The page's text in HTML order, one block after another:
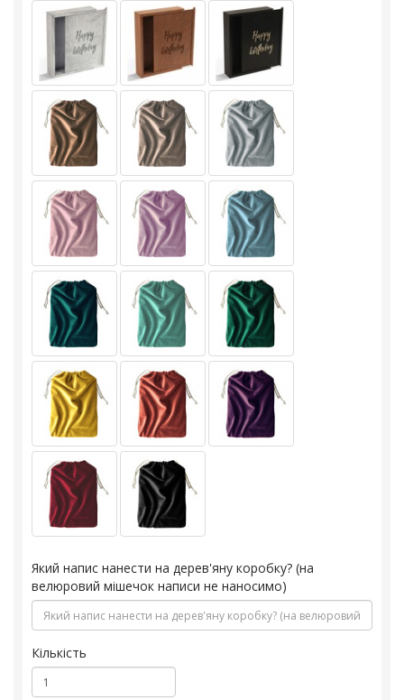
Який напис нанести на дерев'яну коробку? (на
велюровий мішечок написи не наносимо)
Кількість